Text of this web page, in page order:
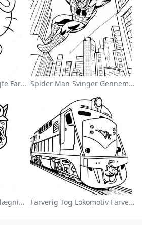
Sød Hello Kitty Med Sløjfe Farvelægningsside Spider Man Svinger Gennem Byen Farvelægningsside
Chase Paw Patrol Farvelægningsside Farverig Tog Lokomotiv Farvelægningsside